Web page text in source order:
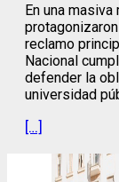
En una
reclamo
Nacional
defender la
universidad
[…]